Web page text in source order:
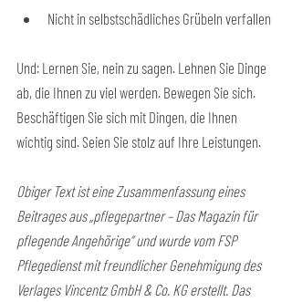
Nicht in selbstschädliches Grübeln verfallen
Und: Lernen Sie, nein zu sagen. Lehnen Sie Dinge
ab, die Ihnen zu viel werden. Bewegen Sie sich.
Beschäftigen Sie sich mit Dingen, die Ihnen
wichtig sind. Seien Sie stolz auf Ihre Leistungen.
Obiger Text ist eine Zusammenfassung eines
Beitrages aus „pflegepartner – Das Magazin für
pflegende Angehörige“ und wurde vom FSP
Pflegedienst mit freundlicher Genehmigung des
Verlages Vincentz GmbH & Co. KG erstellt. Das